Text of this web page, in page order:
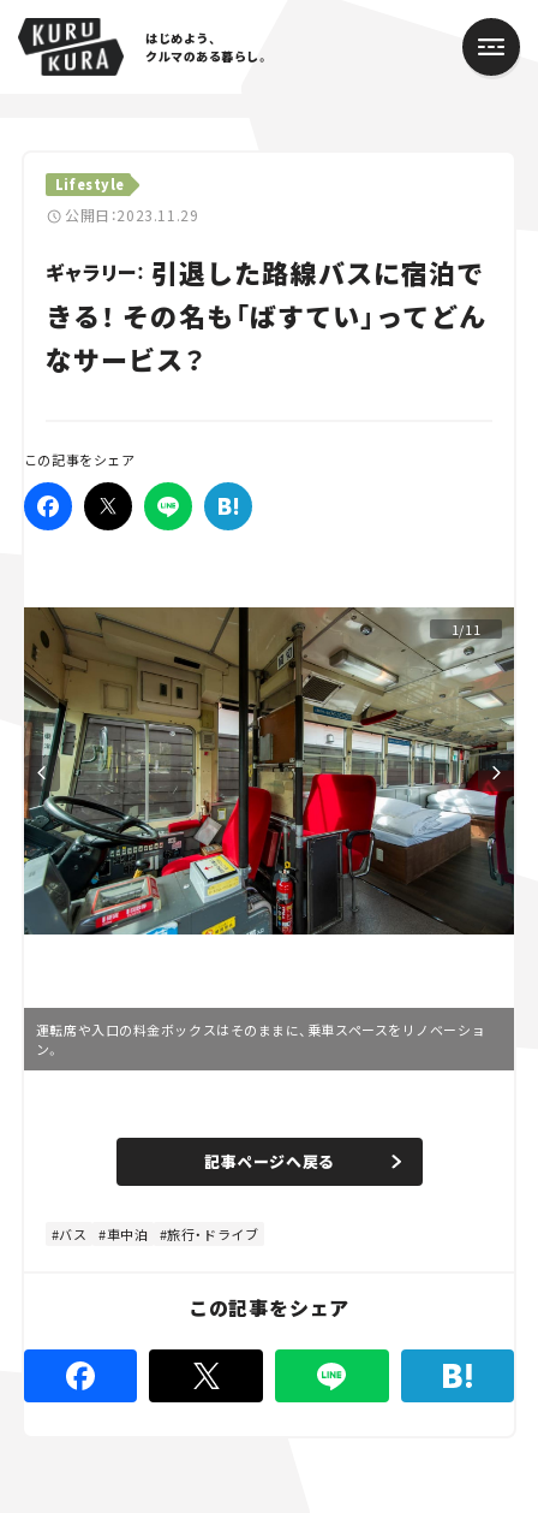
はじめよう、
クルマのある暮らし。
Lifestyle
公開日：2023.11.29
ギャラリー： 引退した路線バスに宿泊で
きる！ その名も「ばすてい」ってどん
なサービス？
この記事をシェア
1/11
運転席や入口の料金ボックスはそのままに、乗車スペースをリノベーショ
ン。
n
e
d
%
記事ページへ戻る
バス 車中泊 旅行・ドライブ
この記事をシェア
Cars
Lifestyle
Traffic
Special
Campaign
人気のハッシュタグ